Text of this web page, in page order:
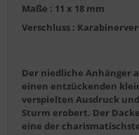
Maße : 11 x 18 mm
Verschluss :
Der niedliche Anhänger
einen entzückenden
verspielten Ausdruck
Sturm erobert. Der
eine der